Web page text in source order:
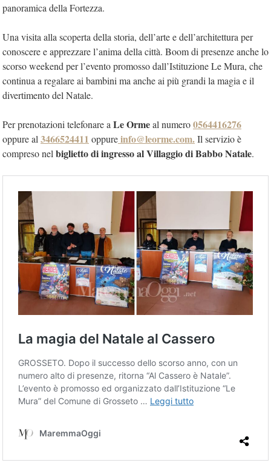
panoramica della Fortezza.
Una visita alla scoperta della storia, dell’arte e dell’architettura per
conoscere e apprezzare l’anima della città. Boom di presenze anche lo
scorso weekend per l’evento promosso dall’Istituzione Le Mura, che
continua a regalare ai bambini ma anche ai più grandi la magia e il
divertimento del Natale.
Per prenotazioni telefonare a Le Ormeal numero0564416276
oppure al 3466524411 oppureinfo@leorme.com.Il servizio è
compreso nel biglietto di ingresso al Villaggio di Babbo Natale.